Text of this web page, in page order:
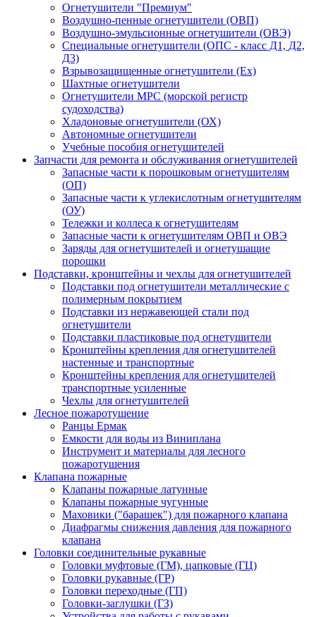
Огнетушители "Премиум"
Воздушно-пенные огнетушители (ОВП)
Воздушно-эмульсионные огнетушители (ОВЭ)
Специальные огнетушители (ОПС - класс Д1, Д2,
Д3)
Взрывозащищенные огнетушители (Ex)
Шахтные огнетушители
Огнетушители МРС (морской регистр
судоходства)
Хладоновые огнетушители (ОХ)
Автономные огнетушители
Учебные пособия огнетушителей
Запчасти для ремонта и обслуживания огнетушителей
Запасные части к порошковым огнетушителям
(ОП)
Запасные части к углекислотным огнетушителям
(ОУ)
Тележки и коллеса к огнетушителям
Запасные части к огнетушителям ОВП и ОВЭ
Заряды для огнетушителей и огнетушащие
порошки
Подставки, кронштейны и чехлы для огнетушителей
Подставки под огнетушители металлические с
полимерным покрытием
Подставки из нержавеющей стали под
огнетушители
Подставки пластиковые под огнетушители
Кронштейны крепления для огнетушителей
настенные и транспортные
Кронштейны крепления для огнетушителей
транспортные усиленные
Чехлы для огнетушителей
Лесное пожаротушение
Ранцы Ермак
Емкости для воды из Виниплана
Инструмент и материалы для лесного
пожаротушения
Клапана пожарные
Клапаны пожарные латунные
Клапаны пожарные чугунные
Маховики ("барашек") для пожарного клапана
Диафрагмы снижения давления для пожарного
клапана
Головки соединительные рукавные
Головки муфтовые (ГМ), цапковые (ГЦ)
Головки рукавные (ГР)
Головки переходные (ГП)
Головки-заглушки (ГЗ)